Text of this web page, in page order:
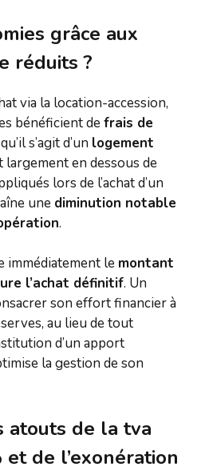
grâce aux
réduits ?
via la location-accession,
bénéficient defrais de
s’agit d’un logement
largement en dessous de
lors de l’achat d’un
une diminution notable
.
immédiatement le montant
l’achat définitif. Un
son effort financier à
au lieu de tout
d’un apport
la gestion de son
atouts de la tva
de l’exonération